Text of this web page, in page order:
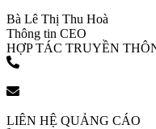
Bà Lê Thị Thu Hoà
Thông tin CEO
HỢP TÁC TRUYỀN
LIÊN HỆ QUẢNG CÁO